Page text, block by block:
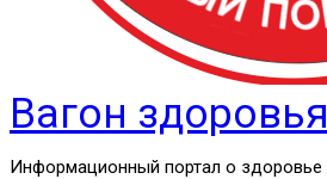
Вагон здоровья
Информационный портал о здоровье